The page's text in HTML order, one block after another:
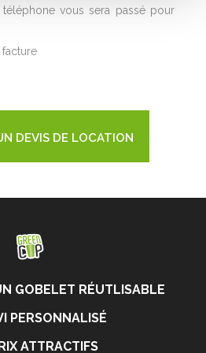
vous sera passé pour
DEVIS DE LOCATION
GOBELET RÉUTLISABLE
PERSONNALISÉ
ATTRACTIFS